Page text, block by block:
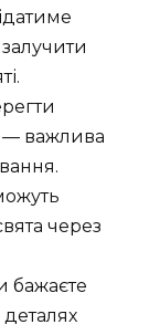
— важлива
через
бажаєте
деталях